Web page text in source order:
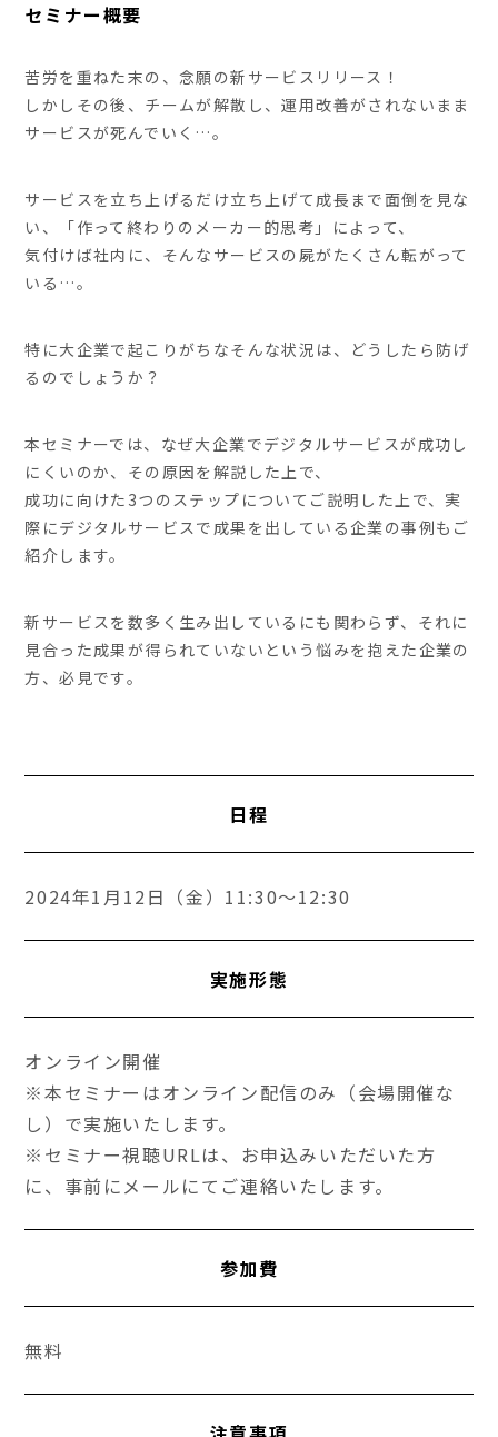
セミナー概要
苦労を重ねた末の、念願の新サービスリリース！
しかしその後、チームが解散し、運用改善がされないまま
サービスが死んでいく…。
サービスを立ち上げるだけ立ち上げて成長まで面倒を見な
い、「作って終わりのメーカー的思考」によって、
気付けば社内に、そんなサービスの屍がたくさん転がって
いる…。
特に大企業で起こりがちなそんな状況は、どうしたら防げ
るのでしょうか？
本セミナーでは、なぜ大企業でデジタルサービスが成功し
にくいのか、その原因を解説した上で、
成功に向けた3つのステップについてご説明した上で、実
際にデジタルサービスで成果を出している企業の事例もご
紹介します。
新サービスを数多く生み出しているにも関わらず、それに
見合った成果が得られていないという悩みを抱えた企業の
方、必見です。
日程
2024年1月12日（金）11:30～12:30
実施形態
オンライン開催
※本セミナーはオンライン配信のみ（会場開催な
し）で実施いたします。
※セミナー視聴URLは、お申込みいただいた方
に、事前にメールにてご連絡いたします。
参加費
無料